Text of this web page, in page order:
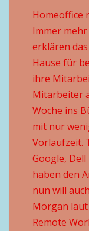
Homeoffice
Immer
erklären
Hause für
ihre
Mitarbeiter
Woche ins
mit nur
Vorlaufzeit.
Google,
haben den
nun will
Morgan
Remote